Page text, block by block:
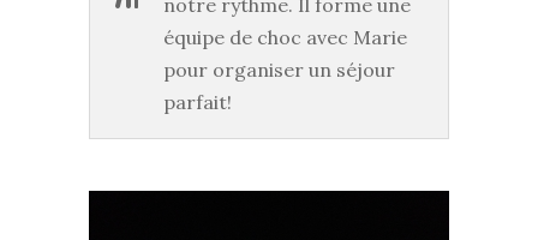
notre rythme. Il forme une
équipe de choc avec Marie
pour organiser un séjour
parfait!